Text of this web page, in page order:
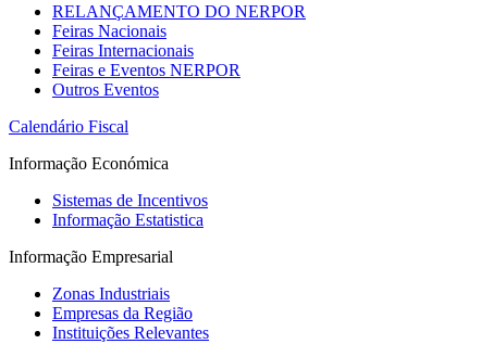
RELANÇAMENTO DO NERPOR
Feiras Nacionais
Feiras Internacionais
Feiras e Eventos NERPOR
Outros Eventos
Calendário Fiscal
Informação Económica
Sistemas de Incentivos
Informação Estatistica
Informação Empresarial
Zonas Industriais
Empresas da Região
Instituições Relevantes